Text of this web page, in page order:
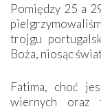
Pomiędzy 25 a
trojgu
Boża, niosąc
Fatima, choć
wiernych oraz